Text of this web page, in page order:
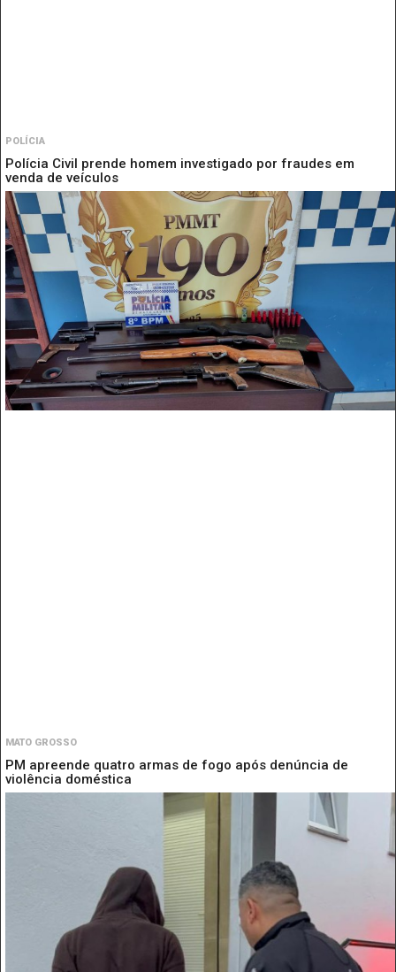
POLÍCIA
Polícia Civil prende homem investigado por fraudes em
venda de veículos
MATO GROSSO
PM apreende quatro armas de fogo após denúncia de
violência doméstica